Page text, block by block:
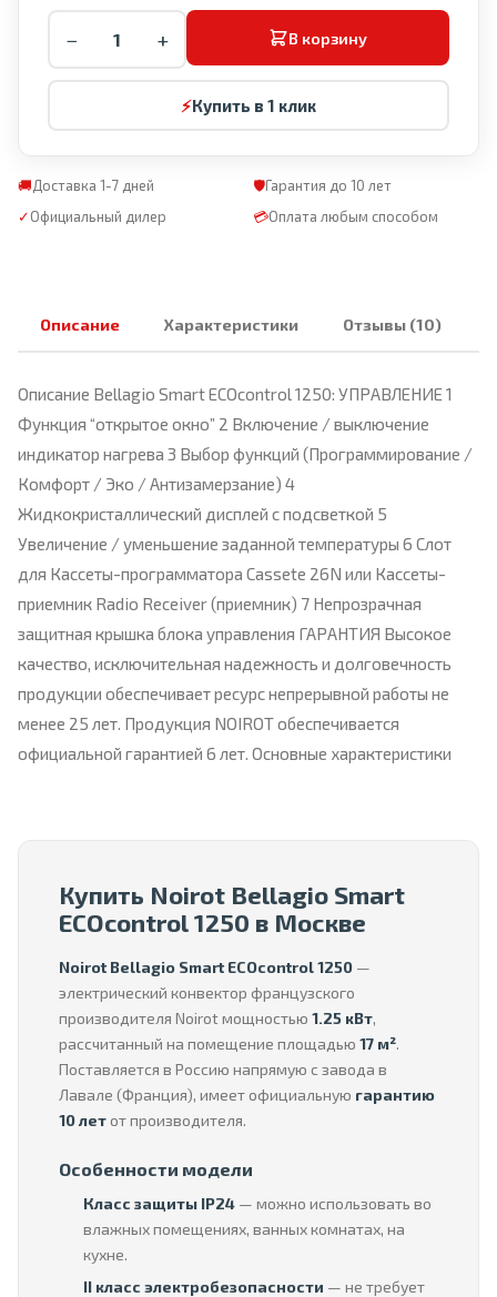
− + В корзину
⚡Купить в 1 клик
🚚Доставка 1-7 дней 🛡Гарантия до 10 лет
✓Официальный дилер 💳Оплата любым способом
Описание Характеристики Отзывы (10)
Описание Bellagio Smart ECOcontrol 1250: УПРАВЛЕНИЕ 1
Функция “открытое окно” 2 Включение / выключение
индикатор нагрева 3 Выбор функций (Программирование /
Комфорт / Эко / Антизамерзание) 4
Жидкокристаллический дисплей с подсветкой 5
Увеличение / уменьшение заданной температуры 6 Слот
для Кассеты-программатора Cassete 26N или Кассеты-
приемник Radio Receiver (приемник) 7 Непрозрачная
защитная крышка блока управления ГАРАНТИЯ Высокое
качество, исключительная надежность и долговечность
продукции обеспечивает ресурс непрерывной работы не
менее 25 лет. Продукция NOIROT обеспечивается
официальной гарантией 6 лет. Основные характеристики
Купить Noirot Bellagio Smart
ECOcontrol 1250 в Москве
Noirot Bellagio Smart ECOcontrol 1250 —
электрический конвектор французского
производителя Noirot мощностью 1.25 кВт,
рассчитанный на помещение площадью 17 м².
Поставляется в Россию напрямую с завода в
Лавале (Франция), имеет официальную гарантию
10 летот производителя.
Особенности модели
Класс защиты IP24 — можно использовать во
влажных помещениях, ванных комнатах, на
кухне.
II класс электробезопасности — не требует